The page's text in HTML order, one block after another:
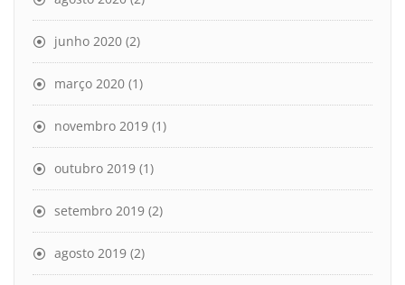
junho 2020 (2)
março 2020 (1)
novembro 2019 (1)
outubro 2019 (1)
setembro 2019 (2)
agosto 2019 (2)